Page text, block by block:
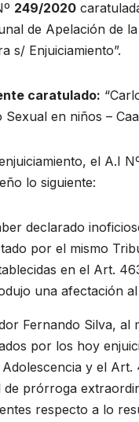
249/2020
de Apelación de
s/ Enjuiciamiento”.
caratulado:
Sexual en niños –
el A.I
lo siguiente:
declarado
por el mismo
en el Art.
una afectación
Fernando Silva, al
por los hoy
y el Art.
de prórroga
respecto a lo